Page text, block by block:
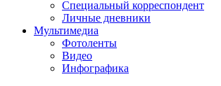
Специальный корреспондент
Личные дневники
Мультимедиа
Фотоленты
Видео
Инфографика